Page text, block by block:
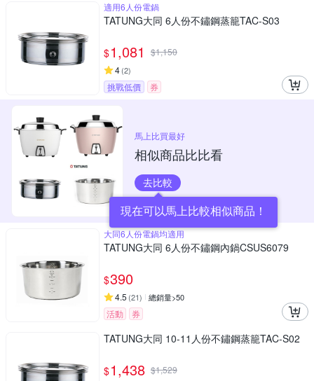
適用6人份電鍋
TATUNG大同 6人份不鏽鋼蒸籠TAC-S03
$1,081 $1,150
4(2)
挑戰低價 券
馬上比買最好
相似商品比比看
去比較
現在可以馬上比較相似商品！
大同6人份電鍋均適用
TATUNG大同 6人份不鏽鋼內鍋CSUS6079
$390
4.5 (21) 總銷量>50
活動 券
TATUNG大同 10-11人份不鏽鋼蒸籠TAC-S02
$1,438 $1,529